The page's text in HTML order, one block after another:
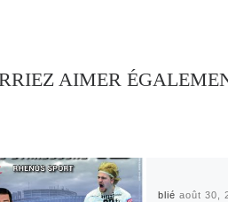
AIMER
Publié août 30,